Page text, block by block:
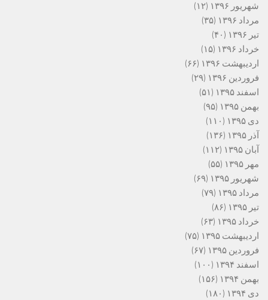
شهریور ۱۳۹۶
(۱۲)
مرداد ۱۳۹۶
(۳۵)
تیر ۱۳۹۶
(۴۰)
خرداد ۱۳۹۶
(۱۵)
اردیبهشت ۱۳۹۶
(۶۶)
فروردین ۱۳۹۶
(۲۹)
اسفند ۱۳۹۵
(۵۱)
بهمن ۱۳۹۵
(۹۵)
دی ۱۳۹۵
(۱۱۰)
آذر ۱۳۹۵
(۱۳۶)
آبان ۱۳۹۵
(۱۱۲)
مهر ۱۳۹۵
(۵۵)
شهریور ۱۳۹۵
(۶۹)
مرداد ۱۳۹۵
(۷۹)
تیر ۱۳۹۵
(۸۶)
خرداد ۱۳۹۵
(۶۳)
اردیبهشت ۱۳۹۵
(۷۵)
فروردین ۱۳۹۵
(۶۷)
اسفند ۱۳۹۴
(۱۰۰)
بهمن ۱۳۹۴
(۱۵۶)
دی ۱۳۹۴
(۱۸۰)